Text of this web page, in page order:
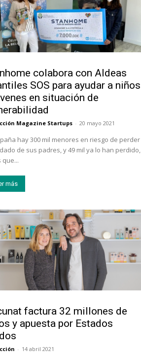
colabora con Aldeas
SOS para ayudar a niños
en situación de
Magazine Startups - 20 mayo 2021
hay 300 mil menores en riesgo de perder
de sus padres, y 49 mil ya lo han perdido,
que...
más
factura 32 millones de
y apuesta por Estados
- 14 abril 2021